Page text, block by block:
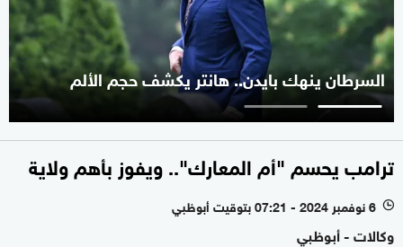
السرطان ينهك بايدن.. هانتر يكشف حجم الألم
ترامب يحسم "أم المعارك".. ويفوز بأهم ولاية
l 6 نوفمبر 2024 - 07:21 بتوقيت أبوظبي
وكالات - أبوظبي